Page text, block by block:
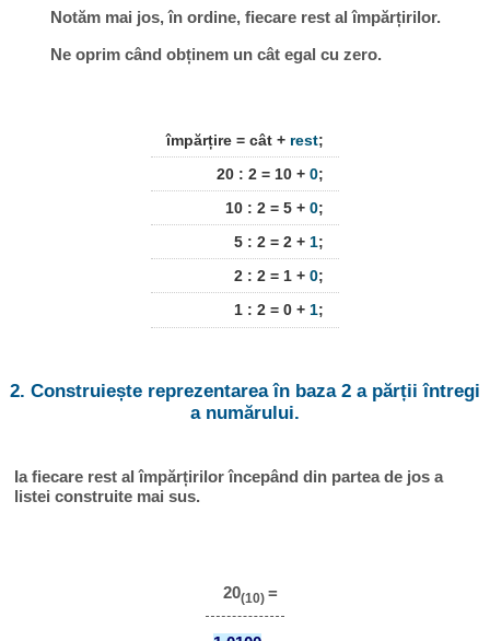
Notăm mai jos, în ordine, fiecare rest al împărțirilor.
Ne oprim când obținem un cât egal cu zero.
împărțire = cât + rest;
20 : 2 = 10 + 0;
10 : 2 = 5 + 0;
5 : 2 = 2 + 1;
2 : 2 = 1 + 0;
1 : 2 = 0 + 1;
2. Construiește reprezentarea în baza 2 a părții întregi
a numărului.
Ia fiecare rest al împărțirilor începând din partea de jos a
listei construite mai sus.
20(10) =